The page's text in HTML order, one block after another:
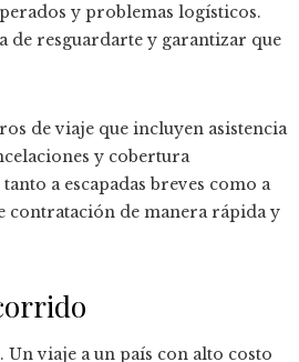
y problemas logísticos.
de resguardarte y garantizar que
de viaje que incluyen asistencia
y cobertura
a escapadas breves como a
contratación de manera rápida y
viaje a un país con alto costo